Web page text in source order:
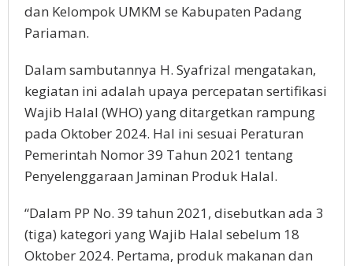
dan Kelompok UMKM se Kabupaten Padang
Pariaman.
Dalam sambutannya H. Syafrizal mengatakan,
kegiatan ini adalah upaya percepatan sertifikasi
Wajib Halal (WHO) yang ditargetkan rampung
pada Oktober 2024. Hal ini sesuai Peraturan
Pemerintah Nomor 39 Tahun 2021 tentang
Penyelenggaraan Jaminan Produk Halal.
“Dalam PP No. 39 tahun 2021, disebutkan ada 3
(tiga) kategori yang Wajib Halal sebelum 18
Oktober 2024. Pertama, produk makanan dan